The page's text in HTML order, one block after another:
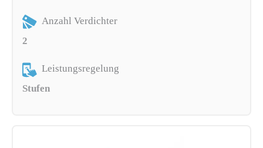
Anzahl Verdichter
2
Leistungsregelung
Stufen